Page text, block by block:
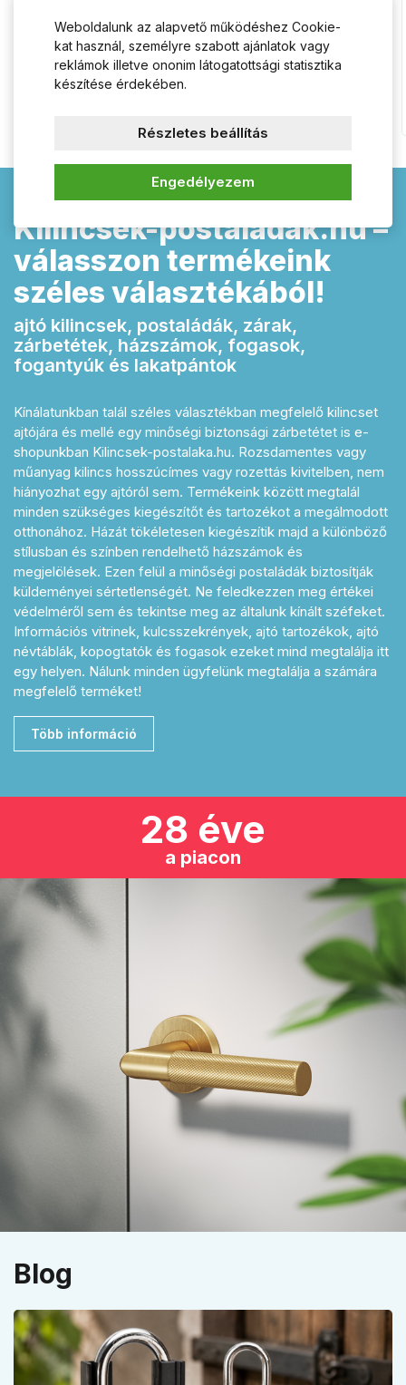
6 230 Ft 3 810 Ft
Kilincsek-postaládák.hu –
válasszon termékeink
széles választékából!
ajtó kilincsek, postaládák, zárak,
zárbetétek, házszámok, fogasok,
fogantyúk és lakatpántok
Kínálatunkban talál széles választékban megfelelő kilincset
ajtójára és mellé egy minőségi biztonsági zárbetétet is e-
shopunkban Kilincsek-postalaka.hu. Rozsdamentes vagy
műanyag kilincs hosszúcímes vagy rozettás kivitelben, nem
hiányozhat egy ajtóról sem. Termékeink között megtalál
minden szükséges kiegészítőt és tartozékot a megálmodott
otthonához. Házát tökéletesen kiegészítik majd a különböző
stílusban és színben rendelhető házszámok és
megjelölések. Ezen felül a minőségi postaládák biztosítják
küldeményei sértetlenségét. Ne feledkezzen meg értékei
védelméről sem és tekintse meg az általunk kínált széfeket.
Információs vitrinek, kulcsszekrények, ajtó tartozékok, ajtó
névtáblák, kopogtatók és fogasok ezeket mind megtalálja itt
egy helyen. Nálunk minden ügyfelünk megtalálja a számára
megfelelő terméket!
Több információ
28 éve
a piacon
Blog
Weboldalunk az alapvető működéshez Cookie-
kat használ, személyre szabott ajánlatok vagy
reklámok illetve ononim látogatottsági statisztika
készítése érdekében.
Engedélyezem
Részletes beállítás